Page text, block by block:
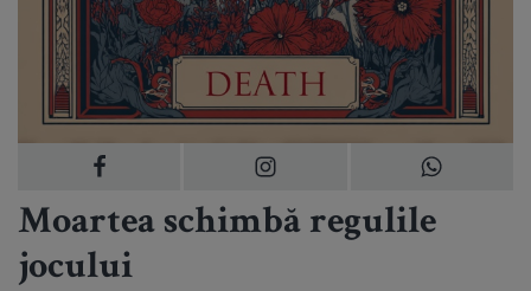
Moartea schimbă regulile
jocului